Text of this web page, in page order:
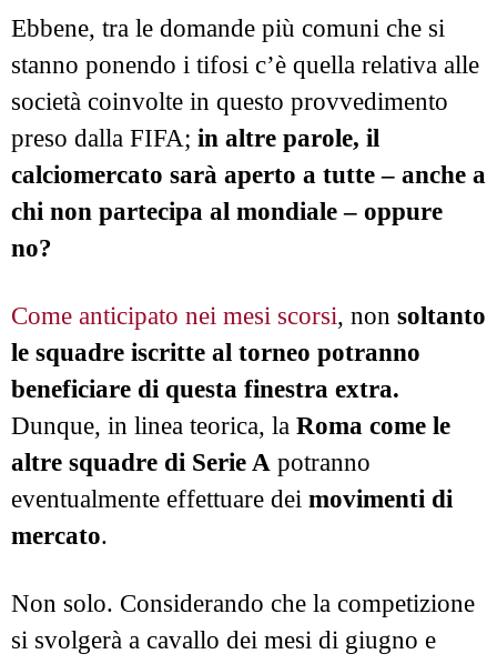
Ebbene, tra le domande più comuni che si
stanno ponendo i tifosi c’è quella relativa alle
società coinvolte in questo provvedimento
preso dalla FIFA; in altre parole, il
calciomercato sarà aperto a tutte – anche a
chi non partecipa al mondiale – oppure
no?
Come anticipato nei mesi scorsi, non soltanto
le squadre iscritte al torneo potranno
beneficiare di questa finestra extra.
Dunque, in linea teorica, la Roma come le
altre squadre di Serie A potranno
eventualmente effettuare dei movimenti di
mercato.
Non solo. Considerando che la competizione
si svolgerà a cavallo dei mesi di giugno e